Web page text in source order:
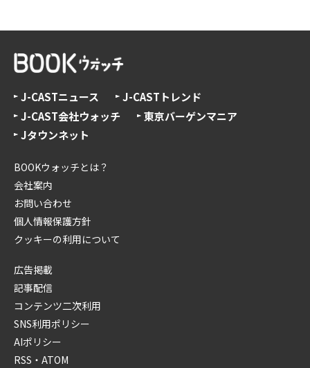
J-CASTニュース
J-CASTトレンド
J-CAST会社ウォッチ
東京バーゲンマニア
Jタウンネット
BOOKウォッチとは？
会社案内
お問い合わせ
個人情報保護方針
クッキーの利用について
広告掲載
記事配信
コンテンツ二次利用
SNS利用ポリシー
AIポリシー
RSS・ATOM